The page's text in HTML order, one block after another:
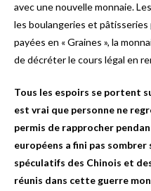
avec une nouvelle monnaie.
les boulangeries et
payées en « Graines », la
de décréter le cours légal en
Tous les espoirs se portent
est vrai que personne ne
permis de rapprocher
européens a fini pas
spéculatifs des Chinois et
réunis dans cette guerre